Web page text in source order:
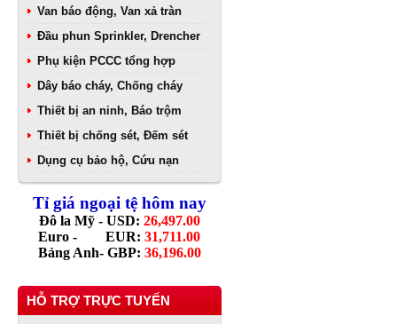
Van báo động, Van xả tràn
Đầu phun Sprinkler, Drencher
Phụ kiện PCCC tổng hợp
Dây báo cháy, Chống cháy
Thiết bị an ninh, Báo trộm
Thiết bị chống sét, Đếm sét
Dụng cụ bảo hộ, Cứu nạn
Tỉ giá ngoại tệ hôm nay
Đô la Mỹ - USD: 26,497.00
Euro - EUR: 31,711.00
Bảng Anh- GBP: 36,196.00
HỖ TRỢ TRỰC TUYẾN